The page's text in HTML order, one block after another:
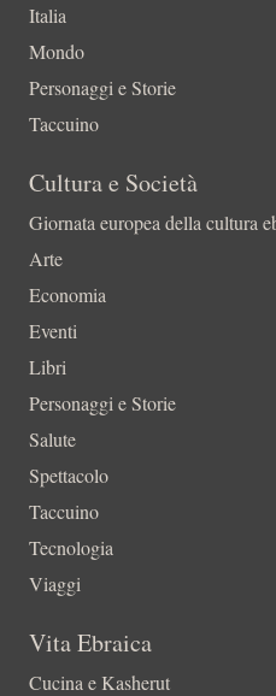
Italia
Mondo
Personaggi e Storie
Taccuino
Cultura e Società
Giornata europea della cultura
Arte
Economia
Eventi
Libri
Personaggi e Storie
Salute
Spettacolo
Taccuino
Tecnologia
Viaggi
Vita Ebraica
Cucina e Kasherut